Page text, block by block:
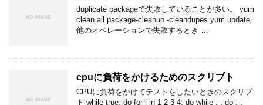
duplicate packageで失敗していることが多い。 yum
clean all package-cleanup -cleandupes yum update
他のオペレーションで失敗するとき …
cpuに負荷をかけるためのスクリプト
CPUに負荷をかけてテストをしたいときのスクリプ
ト while true; do for i in 1 2 3 4; do while : ; do : ;